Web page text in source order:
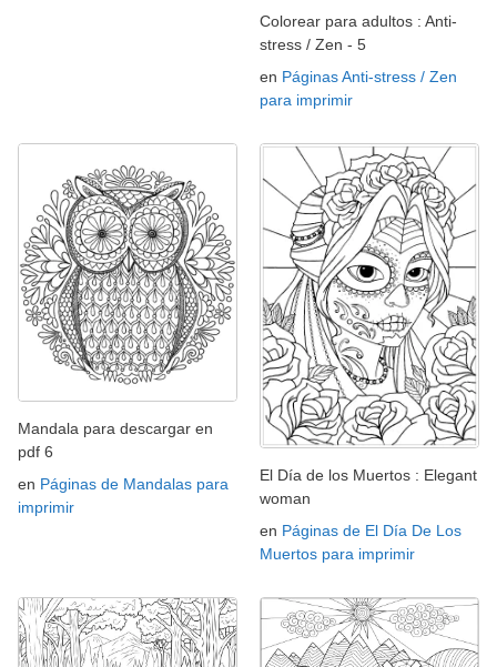
Colorear para adultos : Anti-
stress / Zen - 5
en Páginas Anti-stress / Zen
para imprimir
Mandala para descargar en
pdf 6
en Páginas de Mandalas para
imprimir
El Día de los Muertos : Elegant
woman
en Páginas de El Día De Los
Muertos para imprimir